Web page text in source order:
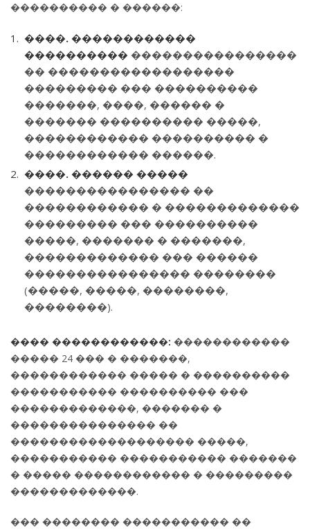
���������� � ������:
����. ������������
���������� ����������������
�� ������������������
��������� ��� ����������
�������, ����, ������ �
������� ���������� �����,
������������ ���������� �
������������ ������.
����. ������ �����
���������������� ��
������������ � �������������
��������� ��� ����������
�����, ������� � �������,
������������� ��� ������
���������������� ��������
(�����, �����, ��������,
��������).
���� ������������: ������������
����� 24 ��� � �������,
������������ ����� � ����������
����������� ���������� ���
�������������, ������� �
��������������� ��
������������������� �����,
����������� ����������� �������
� ����� ������������ � ���������
�������������.
��� �������� ����������� ��